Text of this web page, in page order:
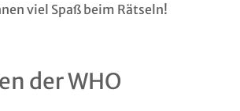
viel Spaß beim Rätseln!
der WHO